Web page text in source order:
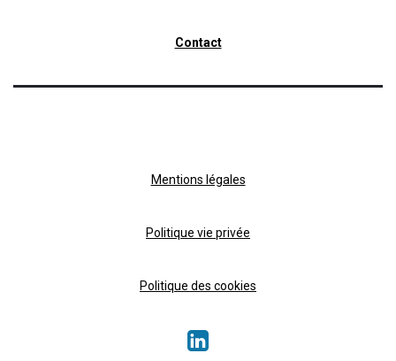
Contact
Mentions légales
Politique vie privée
Politique des cookies